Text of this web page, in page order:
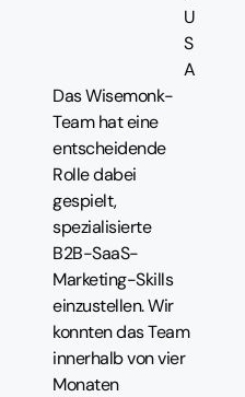
U
S
A
Das Wisemonk-
Team hat eine
entscheidende
Rolle dabei
gespielt,
spezialisierte
B2B-SaaS-
Marketing-Skills
einzustellen. Wir
konnten das Team
innerhalb von vier
Monaten